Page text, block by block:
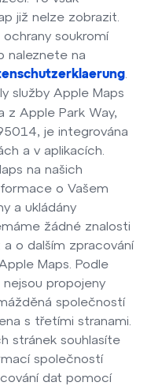
již nelze zobrazit.
soukromí
naleznete na
služby Apple Maps
z Apple Park Way,
je integrována
a v aplikacích.
na našich
o Vašem
a ukládány
žádné znalosti
o dalším zpracování
Maps. Podle
propojeny
společností
s třetími stranami.
stránek souhlasíte
společností
dat pomocí